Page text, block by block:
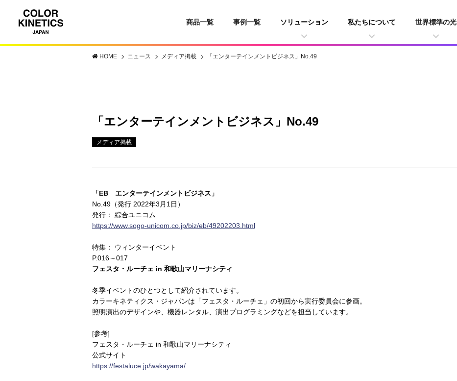
商品一覧 事例一覧 ソリューション 私たちについて 世界標準の光
HOME ニュース メディア掲載 「エンターテインメントビジネス」No.49
「エンターテインメントビジネス」No.49
メディア掲載
「EB エンターテインメントビジネス」
No.49（発行 2022年3月1日）
発行： 綜合ユニコム
https://www.sogo-unicom.co.jp/biz/eb/49202203.html
特集： ウィンターイベント
P.016～017
フェスタ・ルーチェ in 和歌山マリーナシティ
冬季イベントのひとつとして紹介されています。
カラーキネティクス・ジャパンは「フェスタ・ルーチェ」の初回から実行委員会に参画。
照明演出のデザインや、機器レンタル、演出プログラミングなどを担当しています。
[参考]
フェスタ・ルーチェ in 和歌山マリーナシティ
公式サイト
https://festaluce.jp/wakayama/